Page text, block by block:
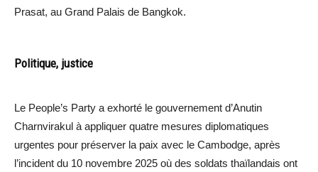
Prasat, au Grand Palais de Bangkok.
Politique, justice
Le People’s Party a exhorté le gouvernement d’Anutin
Charnvirakul à appliquer quatre mesures diplomatiques
urgentes pour préserver la paix avec le Cambodge, après
l’incident du 10 novembre 2025 où des soldats thaïlandais ont